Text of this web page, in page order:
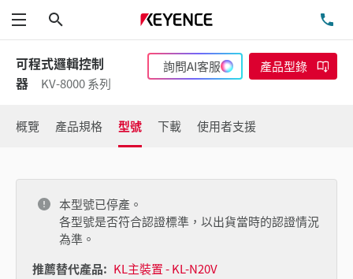
功能表
可程式邏輯控制
器
KV-8000 系列
詢問AI客服 產品型錄
概覽 產品規格 型號 下載 使用者支援
本型號已停產。
各型號是否符合認證標準，以出貨當時的認證情況
為準。
推薦替代產品: KL主裝置 - KL-N20V